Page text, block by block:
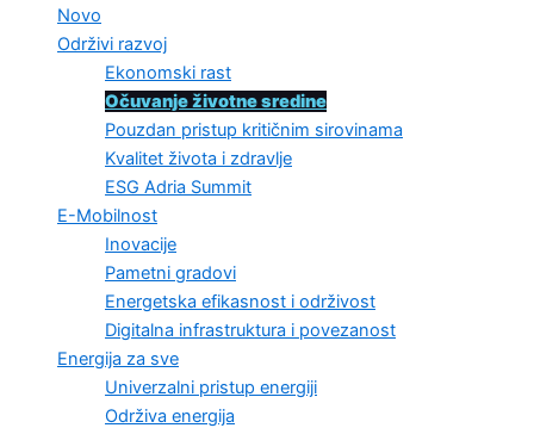
Novo
Održivi razvoj
Ekonomski rast
Očuvanje životne sredine
Pouzdan pristup kritičnim sirovinama
Kvalitet života i zdravlje
ESG Adria Summit
E-Mobilnost
Inovacije
Pametni gradovi
Energetska efikasnost i održivost
Digitalna infrastruktura i povezanost
Energija za sve
Univerzalni pristup energiji
Održiva energija